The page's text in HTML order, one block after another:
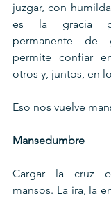
juzgar, con
es la gracia
permanente de
permite confiar
otros y, juntos, en
Eso nos vuelve
Mansedumbre
Cargar la cruz
mansos. La ira, la